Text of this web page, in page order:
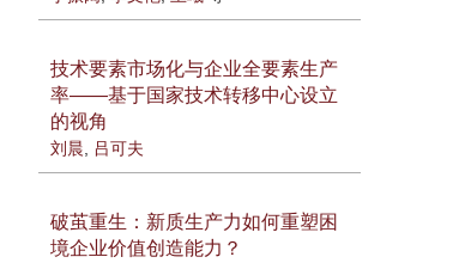
技术要素市场化与企业全要素生产
率——基于国家技术转移中心设立
的视角
刘晨 吕可夫
破茧重生：新质生产力如何重塑困
境企业价值创造能力？